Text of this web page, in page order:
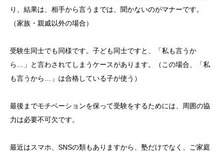
り、結果は、相手から言うまでは、聞かないのがマナーです。
（家族・親戚以外の場合）
受験生同士でも同様です。子ども同士ですと、「私も言うか
ら…」と言わされてしまうケースがあります。（この場合、「私
も言うから…」は合格している子が使う）
最後までモチベーションを保って受験をするためには、周囲の協
力は必要不可欠です。
最近はスマホ、SNSの類もありますから、塾だけでなく、ご家庭